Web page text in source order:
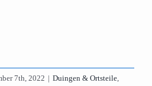
7th, 2022 | Duingen & Ortsteile,